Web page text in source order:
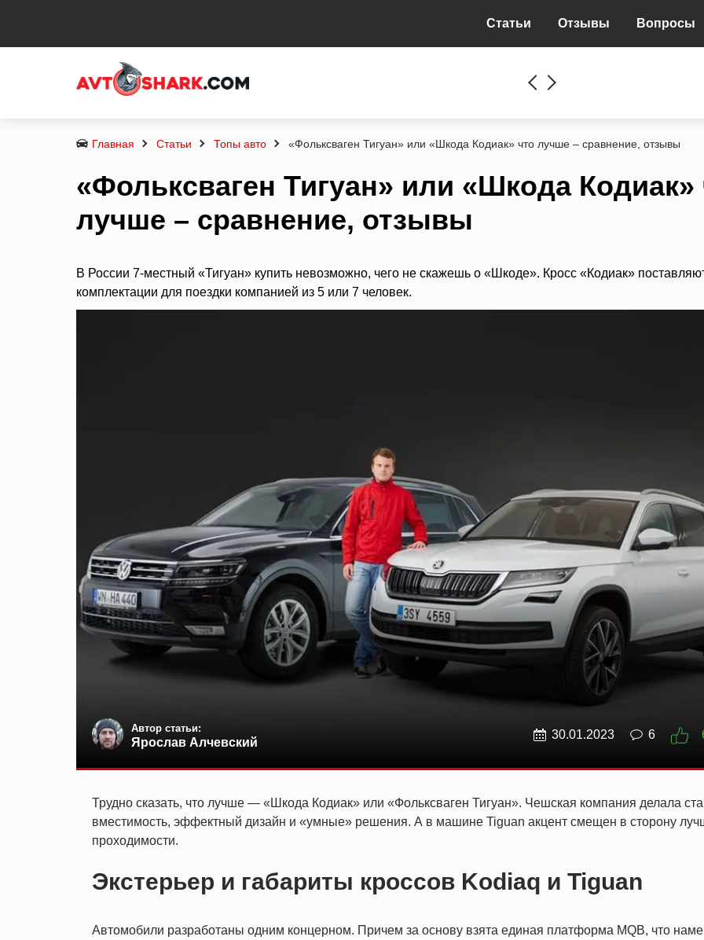
Статьи Отзывы Вопросы
Главная Статьи Топы авто «Фольксваген Тигуан» или «Шкода Кодиак» что лучше – сравнение, отзывы
«Фольксваген Тигуан» или «Шкода Кодиак»
лучше – сравнение, отзывы
В России 7-местный «Тигуан» купить невозможно, чего не скажешь о «Шкоде». Кросс «Кодиак»
комплектации для поездки компанией из 5 или 7 человек.
Автор статьи:
Ярослав Алчевский
30.01.2023 6
Трудно сказать, что лучше — «Шкода Кодиак» или «Фольксваген Тигуан». Чешская компания делала
вместимость, эффектный дизайн и «умные» решения. А в машине Tiguan акцент смещен в сторону
проходимости.
Экстерьер и габариты кроссов Kodiaq и Tiguan
Автомобили разработаны одним концерном. Причем за основу взята единая платформа MQB, что